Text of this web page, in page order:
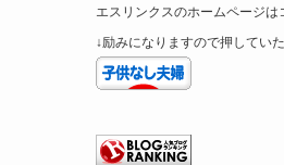
エスリンクスのホームページ
↓励みになりますので押してい